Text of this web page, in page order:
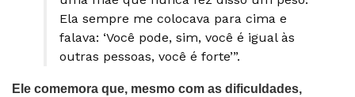
Ela sempre me colocava para cima e
falava: ‘Você pode, sim, você é igual às
outras pessoas, você é forte’”.
Ele comemora que, mesmo com as dificuldades,